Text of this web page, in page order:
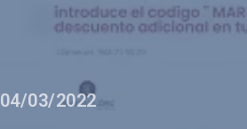
04/03/2022